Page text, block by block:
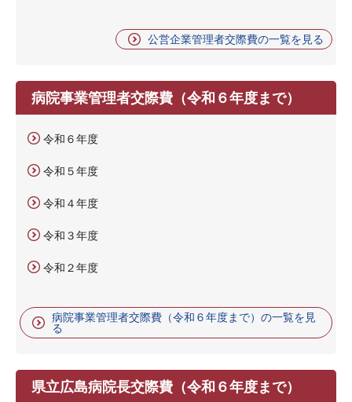
公営企業管理者交際費の一覧を見る
病院事業管理者交際費（令和６年度まで）
令和６年度
令和５年度
令和４年度
令和３年度
令和２年度
病院事業管理者交際費（令和６年度まで）の一覧を見
る
県立広島病院長交際費（令和６年度まで）